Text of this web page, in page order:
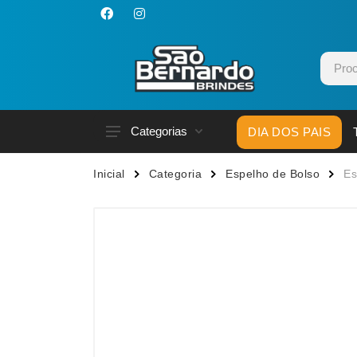
Categorias
Acessórios p/ Celular
Canecas
DIA DOS PAIS
Inicial Categoria Espelho de Bolso